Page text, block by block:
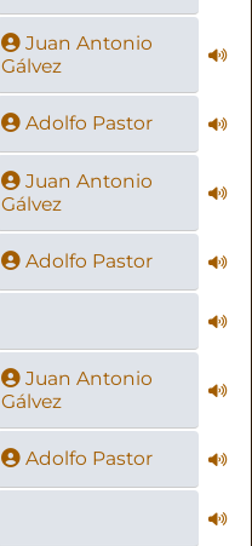
Juan Antonio
Gálvez
Adolfo Pastor
Juan Antonio
Gálvez
Adolfo Pastor
Juan Antonio
Gálvez
Adolfo Pastor